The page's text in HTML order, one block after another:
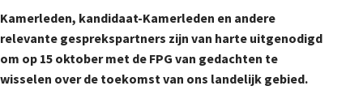
Kamerleden, kandidaat-Kamerleden en andere
relevante gesprekspartners zijn van harte uitgenodigd
om op 15 oktober met de FPG van gedachten te
wisselen over de toekomst van ons landelijk gebied.
Provincies